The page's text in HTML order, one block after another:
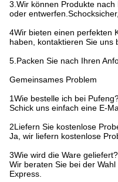
3.Wir können Produkte
oder
4Wir bieten einen perfekten
haben, kontaktieren Sie uns
5.Packen Sie nach Ihren
Gemeinsames Problem
1Wie bestelle ich bei
Schick uns einfach eine E-
2Liefern Sie kostenlose
Ja, wir liefern kostenlose
3Wie wird die Ware geliefert?
Wir beraten Sie bei der
Express.